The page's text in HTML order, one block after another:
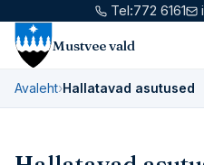
Tel:772 6161
Mustvee vald
Avaleht›Hallatavad asutused